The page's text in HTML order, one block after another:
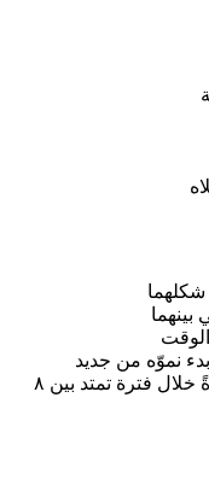
شكلهما
نموّه من جديد
تبدأ النتائج بالظهور بشكل أوضح عادةً خلال فترة تمتد بين ٨